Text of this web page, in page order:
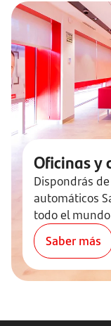
Oficinas y
Dispondrás
automáticos
todo el
Saber más